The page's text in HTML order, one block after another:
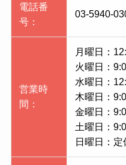
電話番
号：
03-5940-
営業時
間：
月曜日：
火曜日：
水曜日：
木曜日：
金曜日：
土曜日：
日曜日：定